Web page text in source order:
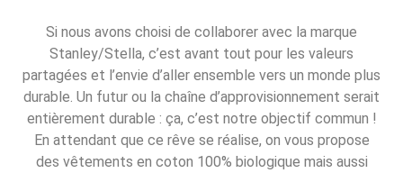
Si nous avons choisi de collaborer avec la marque
Stanley/Stella, c’est avant tout pour les valeurs
partagées et l’envie d’aller ensemble vers un monde plus
durable. Un futur ou la chaîne d’approvisionnement serait
entièrement durable : ça, c’est notre objectif commun !
En attendant que ce rêve se réalise, on vous propose
des vêtements en coton 100% biologique mais aussi